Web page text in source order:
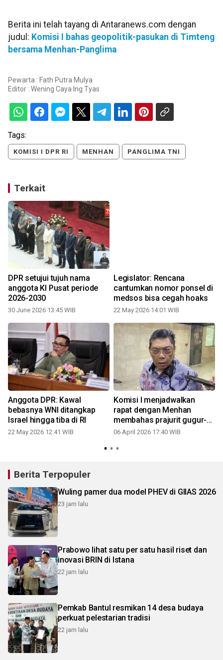
Berita ini telah tayang di Antaranews.com dengan
judul: Komisi I bahas geopolitik-pasukan di Timteng
bersama Menhan-Panglima
Pewarta : Fath Putra Mulya
Editor : Wening Caya Ing Tyas
Tags:
KOMISI I DPR RI MENHAN PANGLIMA TNI
Terkait
DPR setujui tujuh nama
anggota KI Pusat periode
2026-2030
30 June 2026 13:45 WIB
Legislator: Rencana
cantumkan nomor ponsel di
medsos bisa cegah hoaks
22 May 2026 14:01 WIB
Anggota DPR: Kawal
bebasnya WNI ditangkap
Israel hingga tiba di RI
22 May 2026 12:41 WIB
Komisi I menjadwalkan
rapat dengan Menhan
membahas prajurit gugur-
air keras
06 April 2026 17:40 WIB
Berita Terpopuler
Wuling pamer dua model PHEV di GIIAS 2026
23 jam lalu
Prabowo lihat satu per satu hasil riset dan
inovasi BRIN di Istana
22 jam lalu
Pemkab Bantul resmikan 14 desa budaya
perkuat pelestarian tradisi
22 jam lalu